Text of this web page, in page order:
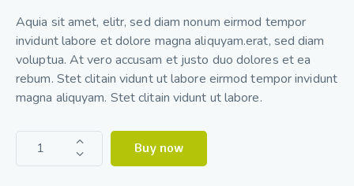
Aquia sit amet, elitr, sed diam nonum eirmod tempor
invidunt labore et dolore magna aliquyam.erat, sed diam
voluptua. At vero accusam et justo duo dolores et ea
rebum. Stet clitain vidunt ut labore eirmod tempor invidunt
magna aliquyam. Stet clitain vidunt ut labore.
Buy now